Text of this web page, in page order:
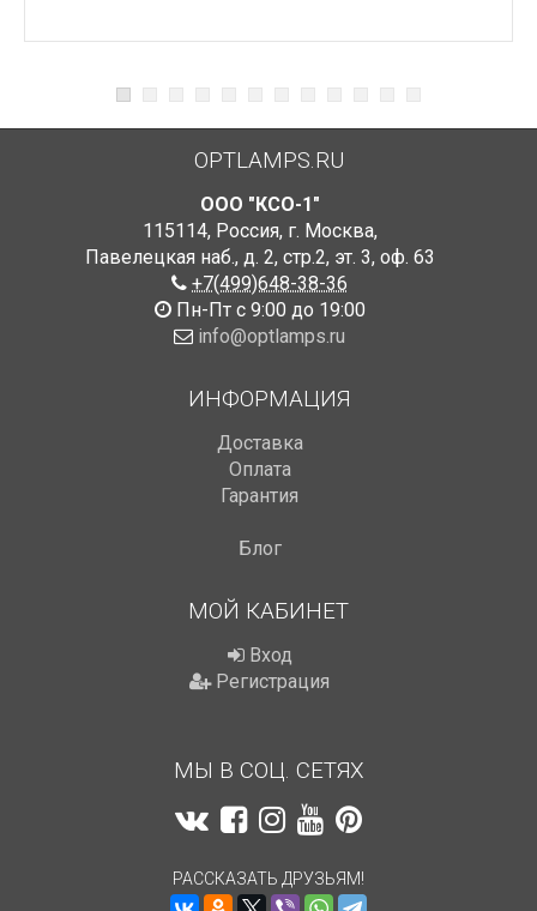
OPTLAMPS.RU
ООО "КСО-1"
115114, Россия, г. Москва,
Павелецкая наб., д. 2, стр.2, эт. 3, оф. 63
+7(499)648-38-36
Пн-Пт с 9:00 до 19:00
info@optlamps.ru
ИНФОРМАЦИЯ
Доставка
Оплата
Гарантия
Блог
МОЙ КАБИНЕТ
Вход
Регистрация
МЫ В СОЦ. СЕТЯХ
РАССКАЗАТЬ ДРУЗЬЯМ!